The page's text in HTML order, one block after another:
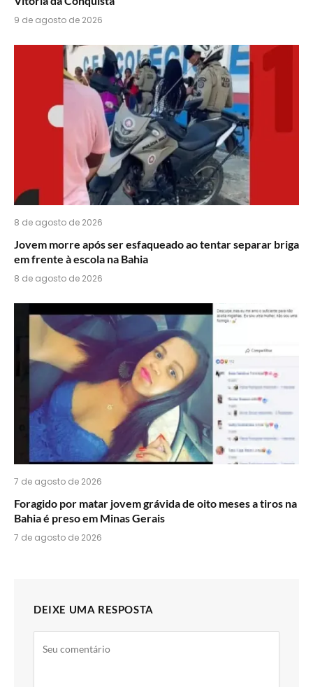
9 de agosto de 2026
8 de agosto de 2026
Jovem morre após ser esfaqueado ao tentar separar briga
em frente à escola na Bahia
8 de agosto de 2026
7 de agosto de 2026
Foragido por matar jovem grávida de oito meses a tiros na
Bahia é preso em Minas Gerais
7 de agosto de 2026
DEIXE UMA RESPOSTA